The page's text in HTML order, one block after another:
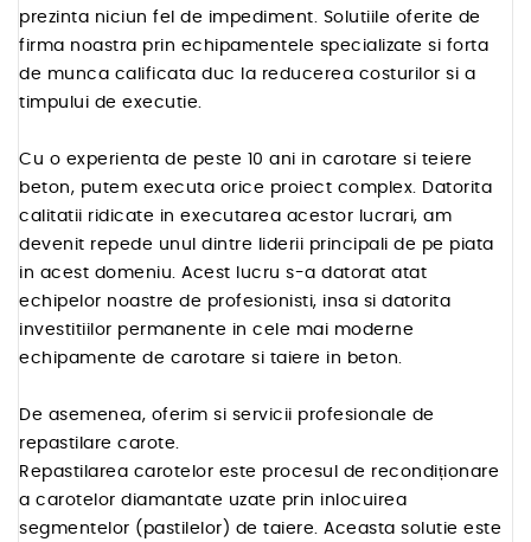
prezinta niciun fel de impediment. Solutiile oferite de
firma noastra prin echipamentele specializate si forta
de munca calificata duc la reducerea costurilor si a
timpului de executie.
Cu o experienta de peste 10 ani in carotare si teiere
beton, putem executa orice proiect complex. Datorita
calitatii ridicate in executarea acestor lucrari, am
devenit repede unul dintre liderii principali de pe piata
in acest domeniu. Acest lucru s-a datorat atat
echipelor noastre de profesionisti, insa si datorita
investitiilor permanente in cele mai moderne
echipamente de carotare si taiere in beton.
De asemenea, oferim si servicii profesionale de
repastilare carote.
Repastilarea carotelor este procesul de recondiționare
a carotelor diamantate uzate prin inlocuirea
segmentelor (pastilelor) de taiere. Aceasta solutie este